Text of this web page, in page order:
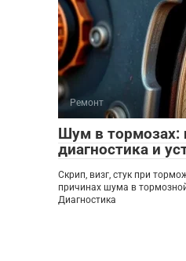
Ремонт
Шум в тормозах:
диагностика и
Скрип, визг, стук при
причинах шума в
Диагностика